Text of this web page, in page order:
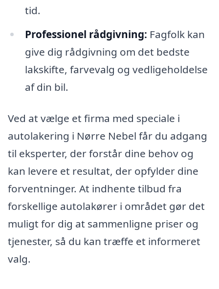
tid.
Professionel rådgivning: Fagfolk kan
give dig rådgivning om det bedste
lakskifte, farvevalg og vedligeholdelse
af din bil.
Ved at vælge et firma med speciale i
autolakering i Nørre Nebel får du adgang
til eksperter, der forstår dine behov og
kan levere et resultat, der opfylder dine
forventninger. At indhente tilbud fra
forskellige autolakører i området gør det
muligt for dig at sammenligne priser og
tjenester, så du kan træffe et informeret
valg.